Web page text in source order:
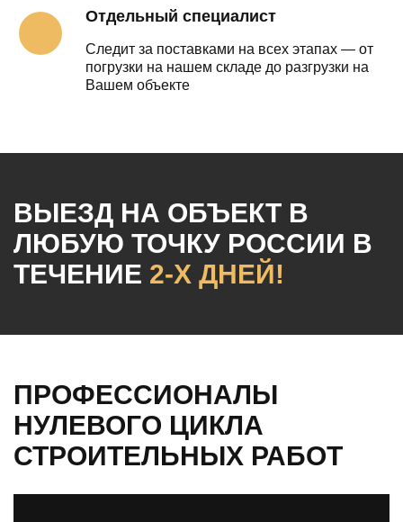
Отдельный специалист
Следит за поставками на всех этапах — от
погрузки на нашем складе до разгрузки на
Вашем объекте
ВЫЕЗД НА ОБЪЕКТ В
ЛЮБУЮ ТОЧКУ РОССИИ В
ТЕЧЕНИЕ 2-Х ДНЕЙ!
ПРОФЕССИОНАЛЫ
НУЛЕВОГО ЦИКЛА
СТРОИТЕЛЬНЫХ РАБОТ